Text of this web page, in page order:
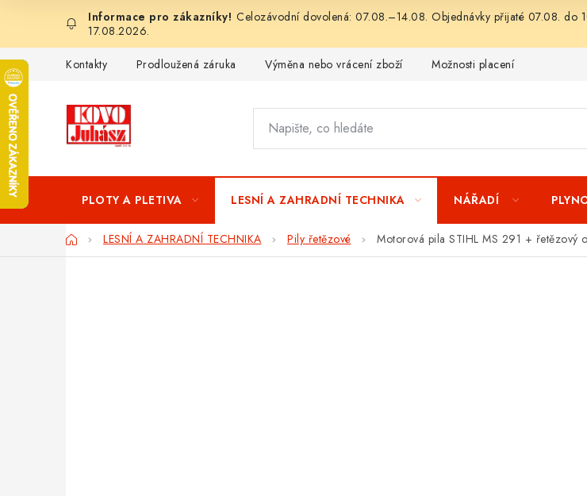
obsah
Celozávodní dovolená: 07.08.–14.08. Objednávky přijaté 07.08. do
17.08.2026.
Kontakty Prodloužená záruka Výměna nebo vrácení zboží Možnosti placení
PLOTY A PLETIVA LESNÍ A ZAHRADNÍ TECHNIKA NÁŘADÍ
DomůLESNÍ A ZAHRADNÍ TECHNIKA Pily řetězové Motorová pila STIHL MS 291 + řetězový